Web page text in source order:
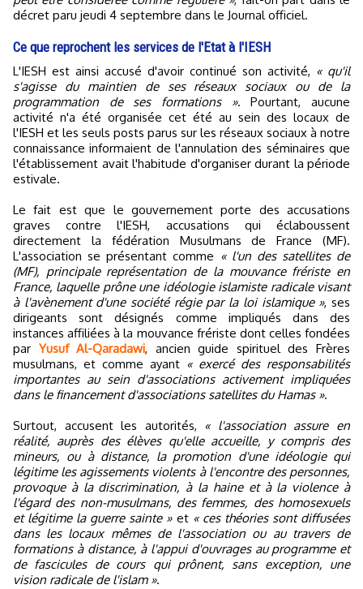
décret paru jeudi 4 septembre dans le Journal officiel.
Ce que reprochent les services de l'Etat à l'IESH
L'IESH est ainsi accusé d'avoir continué son activité, « qu'il
s'agisse du maintien de ses réseaux sociaux ou de la
programmation de ses formations ». Pourtant, aucune
activité n'a été organisée cet été au sein des locaux de
l'IESH et les seuls posts parus sur les réseaux sociaux à notre
connaissance informaient de l'annulation des séminaires que
l'établissement avait l'habitude d'organiser durant la période
estivale.
Le fait est que le gouvernement porte des accusations
graves contre l'IESH, accusations qui éclaboussent
directement la fédération Musulmans de France (MF).
L'association se présentant comme « l'un des satellites de
(MF), principale représentation de la mouvance frériste en
France, laquelle prône une idéologie islamiste radicale visant
à l'avènement d'une société régie par la loi islamique », ses
dirigeants sont désignés comme impliqués dans des
instances affiliées à la mouvance frériste dont celles fondées
par Yusuf Al-Qaradawi, ancien guide spirituel des Frères
musulmans, et comme ayant « exercé des responsabilités
importantes au sein d'associations activement impliquées
dans le financement d'associations satellites du Hamas ».
Surtout, accusent les autorités, « l'association assure en
réalité, auprès des élèves qu'elle accueille, y compris des
mineurs, ou à distance, la promotion d'une idéologie qui
légitime les agissements violents à l'encontre des personnes,
provoque à la discrimination, à la haine et à la violence à
l'égard des non-musulmans, des femmes, des homosexuels
et légitime la guerre sainte »et « ces théories sont diffusées
dans les locaux mêmes de l'association ou au travers de
formations à distance, à l'appui d'ouvrages au programme et
de fascicules de cours qui prônent, sans exception, une
vision radicale de l'islam ».